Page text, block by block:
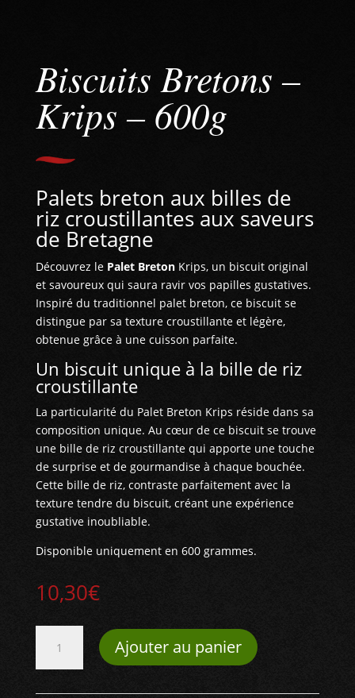
Biscuits Bretons –
Krips – 600g
Palets breton aux billes de
riz croustillantes aux saveurs
de Bretagne
Découvrez le Palet BretonKrips, un biscuit original
et savoureux qui saura ravir vos papilles gustatives.
Inspiré du traditionnel palet breton, ce biscuit se
distingue par sa texture croustillante et légère,
obtenue grâce à une cuisson parfaite.
Un biscuit unique à la bille de riz
croustillante
La particularité du Palet Breton Krips réside dans sa
composition unique. Au cœur de ce biscuit se trouve
une bille de riz croustillante qui apporte une touche
de surprise et de gourmandise à chaque bouchée.
Cette bille de riz, contraste parfaitement avec la
texture tendre du biscuit, créant une expérience
gustative inoubliable.
Disponible uniquement en 600 grammes.
10,30€
Biscuits
Ajouter au panier